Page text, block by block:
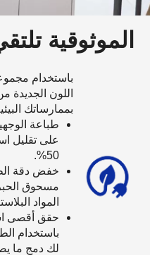
الموثوقية
باستخدام
بممارساتك
طباعة
على تقليل
50%.
خفض دقة
مسحوق
المواد
حقق أقصى